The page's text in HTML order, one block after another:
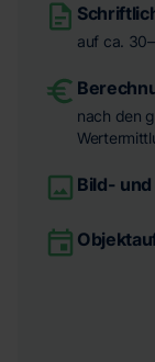
auf ca.
nach den
Bild-